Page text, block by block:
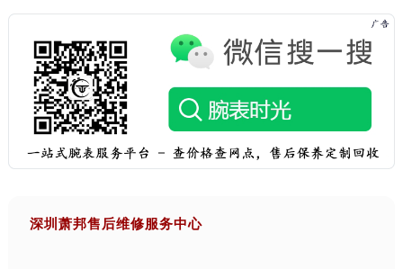
深圳萧邦售后维修服务中心